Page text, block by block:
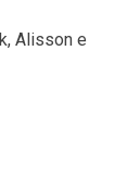
Alisson e